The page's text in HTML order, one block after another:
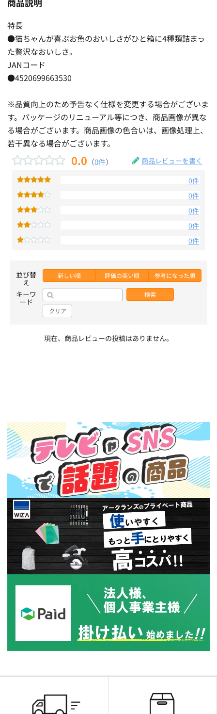
特長
●猫ちゃんが喜ぶお魚のおいしさがひと箱に4種類詰まっ
た贅沢なおいしさ。
JANコード
●4520699663530
※品質向上のため予告なく仕様を変更する場合がございま
す。パッケージのリニューアル等につき、商品画像が異な
る場合がございます。商品画像の色合いは、画像処理上、
若干異なる場合がございます。
0.0 （0件） 商品レビューを書く
0件
0件
0件
0件
0件
並び替
え
新しい順 評価の高い順 参考になった順
キーワ
ード
検索
クリア
現在、商品レビューの投稿はありません。